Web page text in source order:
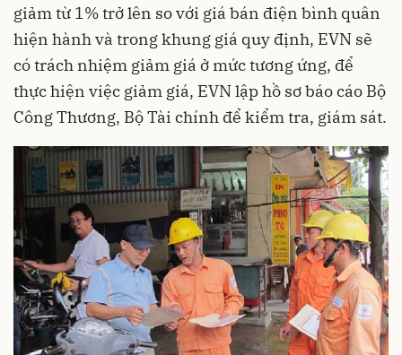
giảm từ 1% trở lên so với giá bán điện bình quân
hiện hành và trong khung giá quy định, EVN sẽ
có trách nhiệm giảm giá ở mức tương ứng, để
thực hiện việc giảm giá, EVN lập hồ sơ báo cáo Bộ
Công Thương, Bộ Tài chính để kiểm tra, giám sát.